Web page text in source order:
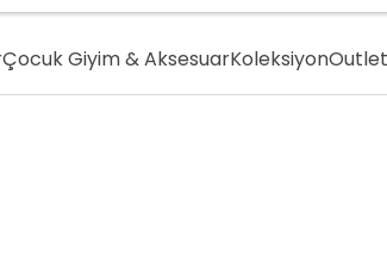
Çocuk Giyim & AksesuarKoleksiyonOutlet